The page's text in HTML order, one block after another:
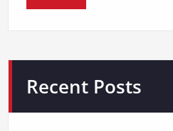
Recent Posts